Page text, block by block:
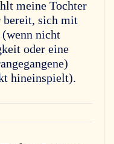
meine Tochter
bereit, sich mit
nicht
oder eine
hineinspielt).